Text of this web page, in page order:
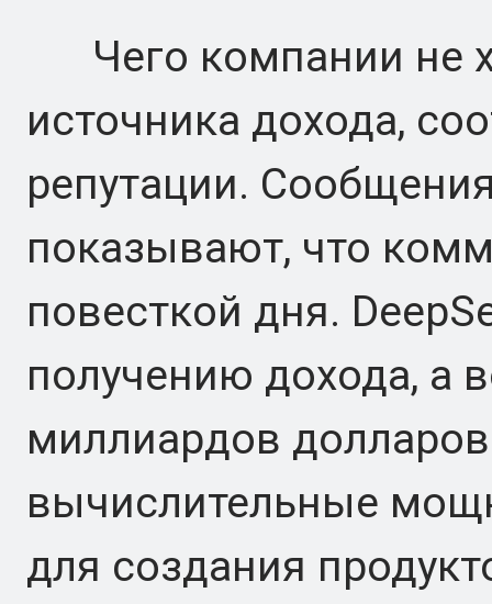
Чего компании не
источника дохода,
репутации.
показывают, что
повесткой дня.
получению дохода, а
миллиардов
вычислительные
для создания